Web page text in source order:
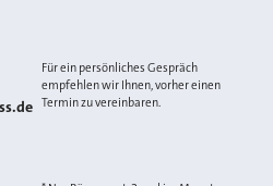
Für ein persönliches Gespräch
empfehlen wir Ihnen, vorher einen
Termin zu vereinbaren.